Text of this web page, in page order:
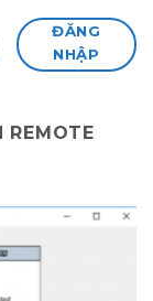
ĐĂNG
NHẬP
REMOTE